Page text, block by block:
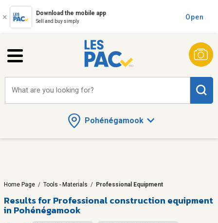
Download the mobile app
Sell and buy simply
Open
Pohénégamook
What are you looking for?
Home Page / Tools - Materials / Professional Equipment
Results for Professional construction equipment
in Pohénégamook